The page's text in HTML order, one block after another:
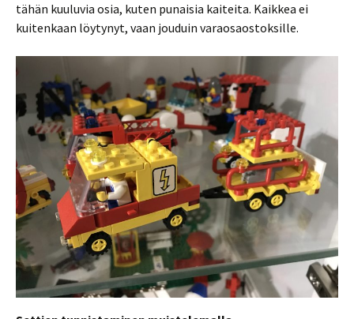
tähän kuuluvia osia, kuten punaisia kaiteita. Kaikkea ei
kuitenkaan löytynyt, vaan jouduin varaosaostoksille.